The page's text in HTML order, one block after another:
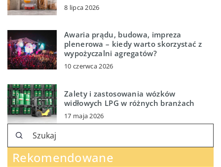
8 lipca 2026
Awaria prądu, budowa, impreza
plenerowa – kiedy warto skorzystać z
wypożyczalni agregatów?
10 czerwca 2026
Zalety i zastosowania wózków
widłowych LPG w różnych branżach
17 maja 2026
Rekomendowane